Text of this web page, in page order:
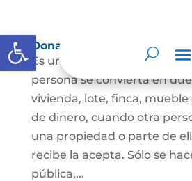
Abrir barra de herramientas
Donación
Es uno de los contratos
persona se convierta en
vivienda, lote, finca, mueble
de dinero, cuando otra
una propiedad o parte de
recibe la acepta. Sólo se
pública,...